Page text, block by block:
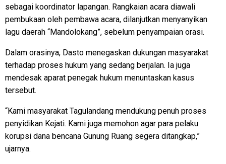
sebagai koordinator lapangan. Rangkaian acara diawali
pembukaan oleh pembawa acara, dilanjutkan menyanyikan
lagu daerah “Mandolokang”, sebelum penyampaian orasi.
Dalam orasinya, Dasto menegaskan dukungan masyarakat
terhadap proses hukum yang sedang berjalan. Ia juga
mendesak aparat penegak hukum menuntaskan kasus
tersebut.
“Kami masyarakat Tagulandang mendukung penuh proses
penyidikan Kejati. Kami juga memohon agar para pelaku
korupsi dana bencana Gunung Ruang segera ditangkap,”
ujarnya.